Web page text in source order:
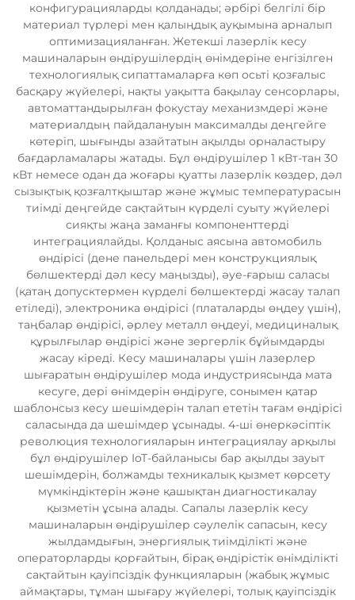
конфигурацияларды қолданады; әрбірі белгілі бір
материал түрлері мен қалыңдық ауқымына арналып
оптимизацияланған. Жетекші лазерлік кесу
машиналарын өндірушілердің өнімдеріне енгізілген
технологиялық сипаттамаларға көп осьті қозғалыс
басқару жүйелері, нақты уақытта бақылау сенсорлары,
автоматтандырылған фокустау механизмдері және
материалдың пайдалануын максималды деңгейге
көтеріп, шығынды азайтатын ақылды орналастыру
бағдарламалары жатады. Бұл өндірушілер 1 кВт-тан 30
кВт немесе одан да жоғары қуатты лазерлік көздер, дәл
сызықтық қозғалтқыштар және жұмыс температурасын
тиімді деңгейде сақтайтын күрделі суыту жүйелері
сияқты жаңа заманғы компоненттерді
интеграциялайды. Қолданыс аясына автомобиль
өндірісі (дене панельдері мен конструкциялық
бөлшектерді дәл кесу маңызды), әуе-ғарыш саласы
(қатаң допусктермен күрделі бөлшектерді жасау талап
етіледі), электроника өндірісі (платаларды өңдеу үшін),
таңбалар өндірісі, әрлеу металл өңдеуі, медициналық
құрылғылар өндірісі және зергерлік бұйымдарды
жасау кіреді. Кесу машиналары үшін лазерлер
шығаратын өндірушілер мода индустриясында мата
кесуге, дері өнімдерін өндіруге, сонымен қатар
шаблонсыз кесу шешімдерін талап ететін тағам өндірісі
саласында да шешімдер ұсынады. 4-ші өнеркәсіптік
революция технологияларын интеграциялау арқылы
бұл өндірушілер IoT-байланысы бар ақылды зауыт
шешімдерін, болжамды техникалық қызмет көрсету
мүмкіндіктерін және қашықтан диагностикалау
қызметін ұсына алады. Сапалы лазерлік кесу
машиналарын өндірушілер сәулелік сапасын, кесу
жылдамдығын, энергиялық тиімділікті және
операторларды қорғайтын, бірақ өндірістік өнімділікті
сақтайтын қауіпсіздік функцияларын (жабық жұмыс
аймақтары, тұман шығару жүйелері, толық қауіпсіздік